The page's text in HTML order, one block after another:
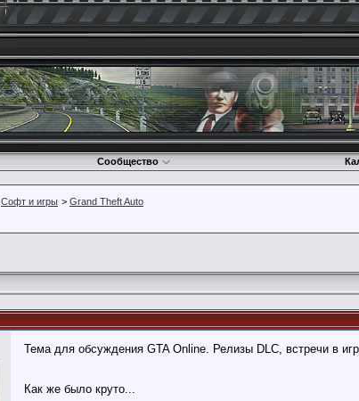
Сообщество
Софт и игры > Grand Theft Auto
Тема для обсуждения GTA Online. Релизы DLC, встречи в
Как же было круто...